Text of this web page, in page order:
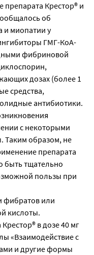
препарата Крестор® и
об
и миопатии у
ГМГ-КоА-
фибриновой
дозах (более 1
средства,
антибиотики.
с некоторыми
Таким образом, не
препарата
быть тщательно
пользы при
фибратов или
кислоты.
в дозе 40 мг
«Взаимодействие с
и другие формы